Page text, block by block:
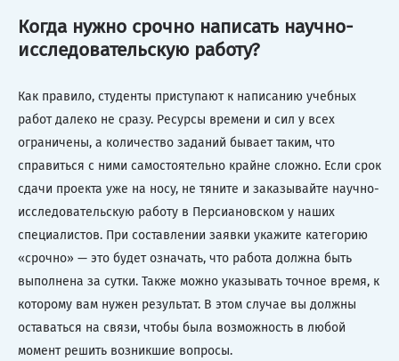
Когда нужно срочно написать научно-
исследовательскую работу?
Как правило, студенты приступают к написанию учебных
работ далеко не сразу. Ресурсы времени и сил у всех
ограничены, а количество заданий бывает таким, что
справиться с ними самостоятельно крайне сложно. Если срок
сдачи проекта уже на носу, не тяните и заказывайте научно-
исследовательскую работу в Персиановском у наших
специалистов. При составлении заявки укажите категорию
«срочно» — это будет означать, что работа должна быть
выполнена за сутки. Также можно указывать точное время, к
которому вам нужен результат. В этом случае вы должны
оставаться на связи, чтобы была возможность в любой
момент решить возникшие вопросы.